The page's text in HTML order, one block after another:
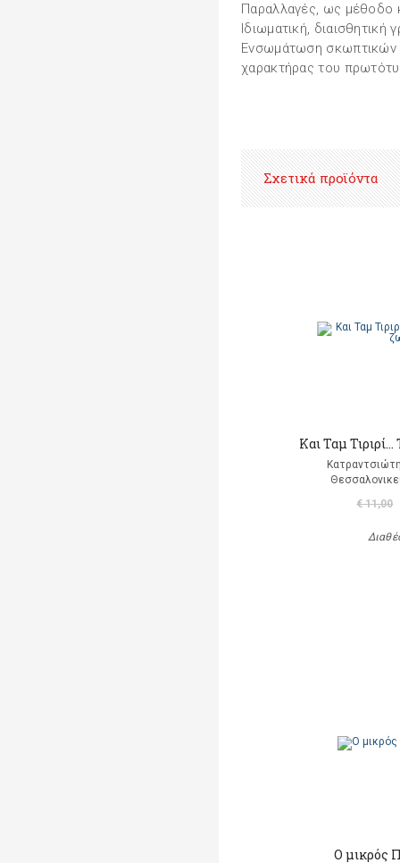
Παραλλαγές, ως μέθοδο
Ιδιωματική, διαισθητική
Ενσωμάτωση σκωπτικών
χαρακτήρας του
Σχετικά προϊόντα
Και Ταμ
€ 11,00
Ο μικρός